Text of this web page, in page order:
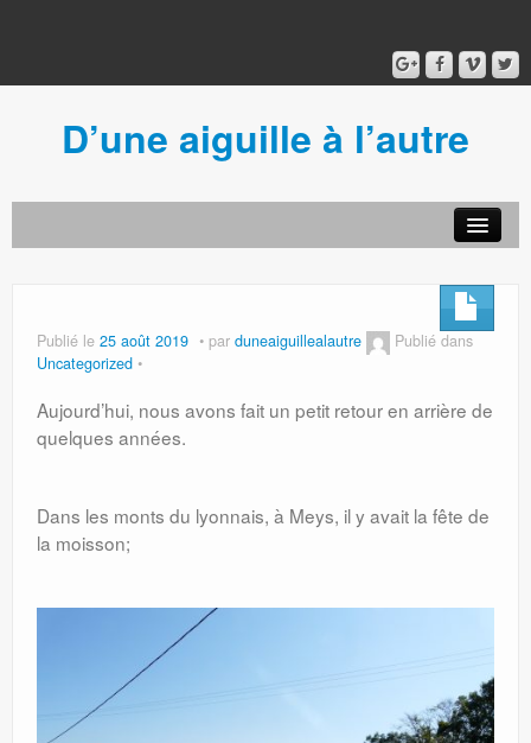
D’une aiguille à l’autre
Publié le 25 août 2019 par duneaiguillealautre
Publié dans
Uncategorized
Aujourd’hui, nous avons fait un petit retour en arrière de
quelques années.
Dans les monts du lyonnais, à Meys, il y avait la fête de
la moisson;